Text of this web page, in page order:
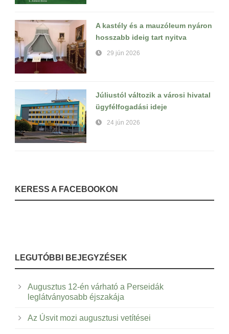
A kastély és a mauzóleum nyáron
hosszabb ideig tart nyitva
29 jún 2026
Júliustól változik a városi hivatal
ügyfélfogadási ideje
24 jún 2026
KERESS A FACEBOOKON
LEGUTÓBBI BEJEGYZÉSEK
Augusztus 12-én várható a Perseidák
leglátványosabb éjszakája
Az Úsvit mozi augusztusi vetítései